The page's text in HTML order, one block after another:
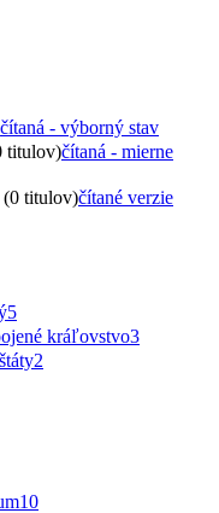
čítaná - výborný stav
titulov)čítaná - mierne
(0 titulov)čítané verzie
5
kráľovstvo3
2
10